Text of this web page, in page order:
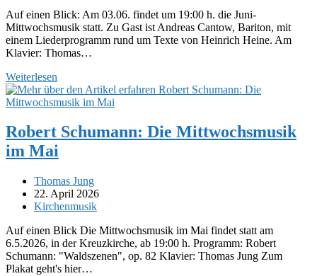
Auf einen Blick: Am 03.06. findet um 19:00 h. die Juni-
Mittwochsmusik statt. Zu Gast ist Andreas Cantow, Bariton, mit
einem Liederprogramm rund um Texte von Heinrich Heine. Am
Klavier: Thomas…
Weiterlesen
im
Juni:
von
den
Mendelssohns,
Liszt
und
anderen
Robert Schumann: Die Mittwochsmusik
im Mai
Beitrags-
Autor:
Thomas Jung
Beitrag
veröffentlicht:
22. April 2026
Beitrags-
Kirchenmusik
Auf einen Blick Die Mittwochsmusik im Mai findet statt am
6.5.2026, in der Kreuzkirche, ab 19:00 h. Programm: Robert
Schumann: "Waldszenen", op. 82 Klavier: Thomas Jung Zum
Plakat geht's hier…